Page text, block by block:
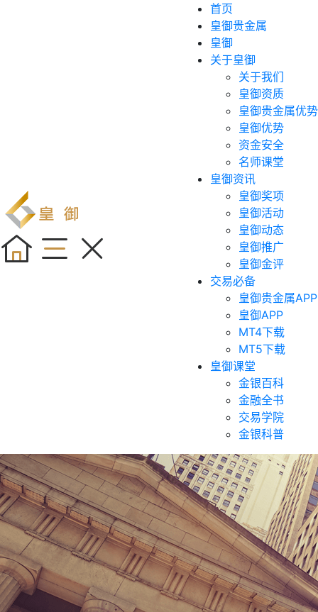
首页
皇御贵金属
皇御
关于皇御
关于我们
皇御资质
皇御贵金属优势
皇御优势
资金安全
名师课堂
皇御资讯
皇御奖项
皇御活动
皇御动态
皇御推广
皇御金评
交易必备
皇御贵金属APP
皇御APP
MT4下载
MT5下载
皇御课堂
金银百科
金融全书
交易学院
金银科普